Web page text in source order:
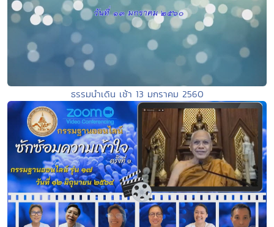
ธรรมนำเดิน เช้า 13 มกราคม 2560